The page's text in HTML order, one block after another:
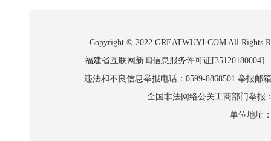
Copyright © 2022 GREATWUYI.COM All Rights
福建省互联网新闻信息服务许可证
违法和不良信息举报电话：0599-8868501 举报邮
全国非法网络公关工商部门举报
单位地址